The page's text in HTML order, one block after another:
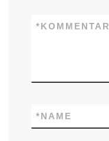
KOMMENTAR
*
NAME
*